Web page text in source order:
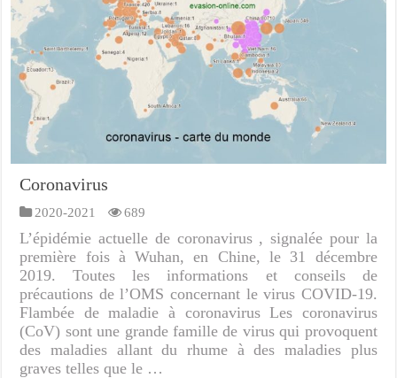
Coronavirus
2020-2021 689
L’épidémie actuelle de coronavirus , signalée pour la
première fois à Wuhan, en Chine, le 31 décembre
2019. Toutes les informations et conseils de
précautions de l’OMS concernant le virus COVID-19.
Flambée de maladie à coronavirus Les coronavirus
(CoV) sont une grande famille de virus qui provoquent
des maladies allant du rhume à des maladies plus
graves telles que le …